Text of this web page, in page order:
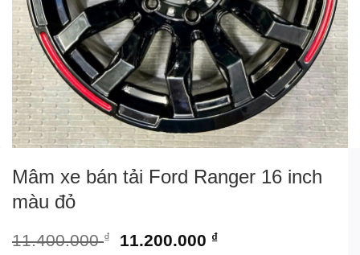
Mâm xe bán tải Ford Ranger 16 inch
màu đỏ
11.400.000₫
Giá
11.200.000 ₫Giá